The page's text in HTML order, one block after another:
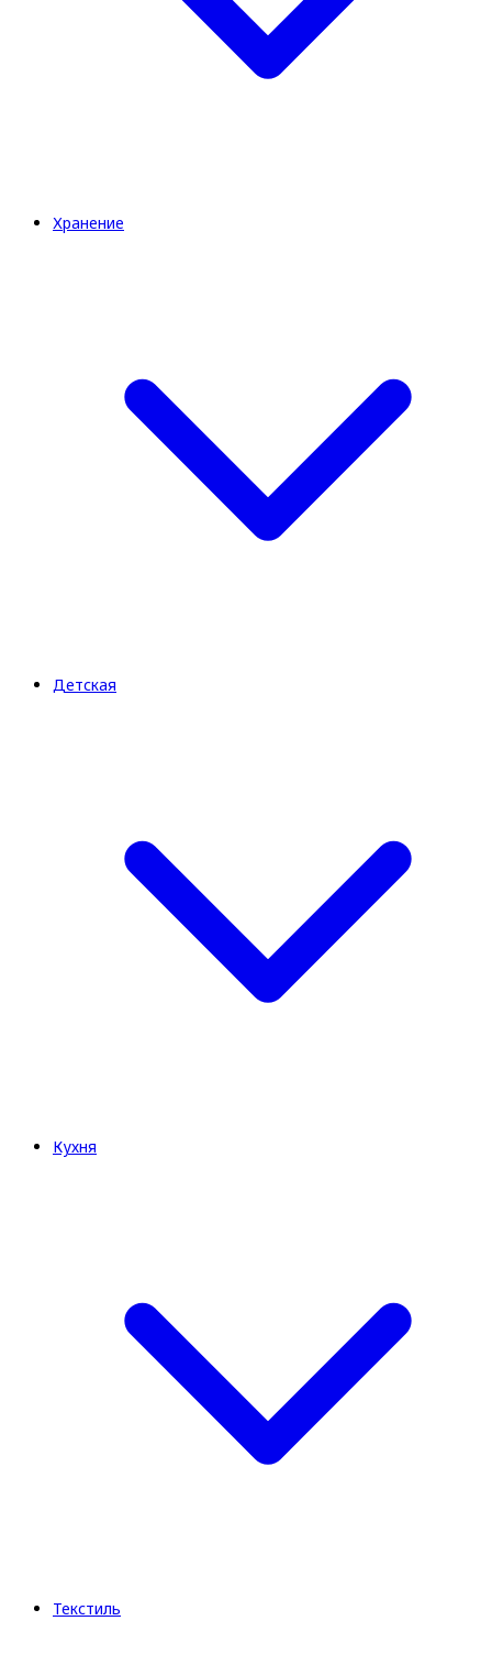
Хранение
Детская
Кухня
Текстиль